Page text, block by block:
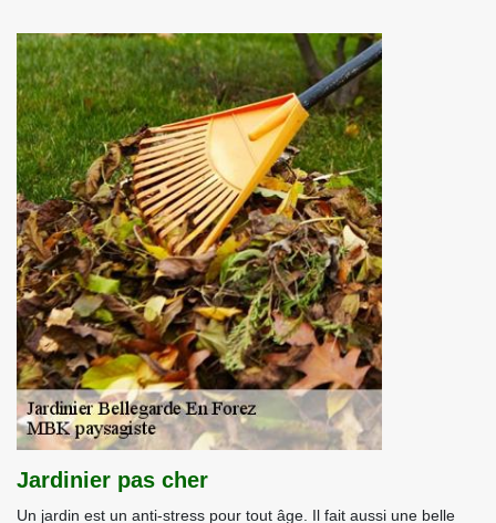
Jardinier pas cher
Un jardin est un anti-stress pour tout âge. Il fait aussi une belle